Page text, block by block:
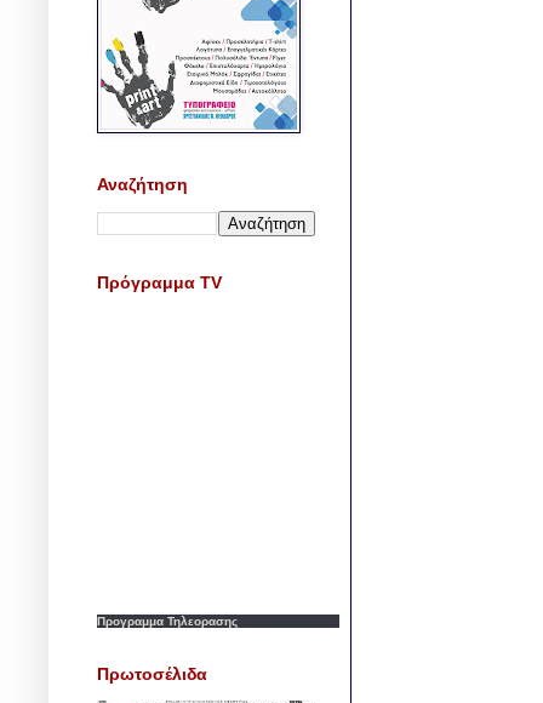
Αναζήτηση
Πρόγραμμα TV
Προγραμμα Τηλεορασης
Πρωτοσέλιδα